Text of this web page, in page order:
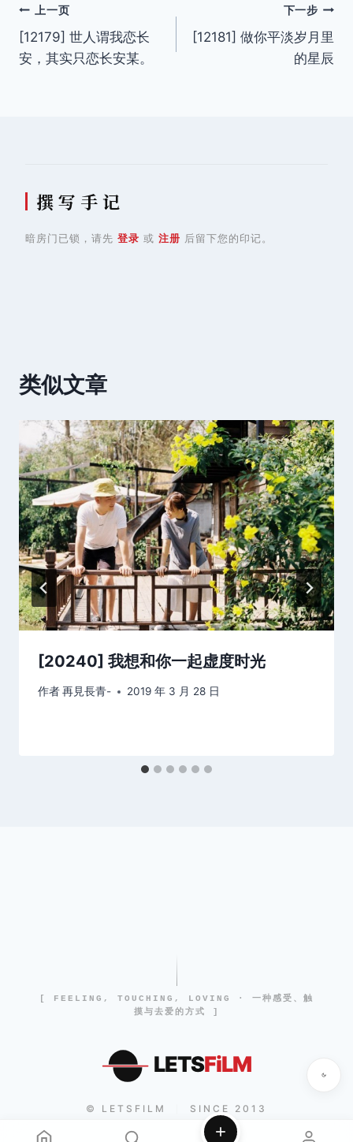
文
章
上一页
[12179] 世人谓我恋长
安，其实只恋长安某。
下一步
[12181] 做你平淡岁月里
的星辰
撰 写 手 记
暗房门已锁，请先 登录 或 注册 后留下您的印记。
类似文章
[20240] 我想和你一起虚度时光
作者再見長青- 2019 年 3 月 28 日
[ FEELING, TOUCHING, LOVING · 一种感受、触
摸与去爱的方式 ]
LETSFiLM
© LETSFILM SINCE 2013